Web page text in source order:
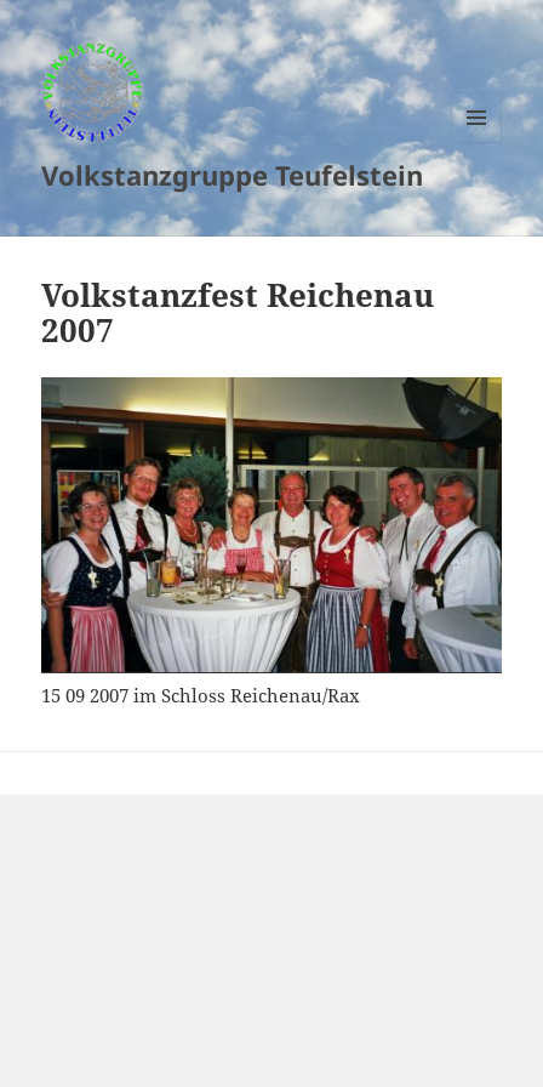
Volkstanzgruppe Teufelstein
MENU
AND
WIDGETS
Volkstanzfest Reichenau
2007
15 09 2007 im Schloss Reichenau/Rax